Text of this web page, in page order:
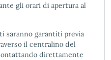
gli orari di apertura al
saranno garantiti previa
il centralino del
direttamente